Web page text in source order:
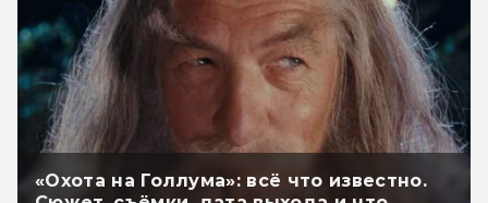
«Охота на Голлума»: всё что известно.